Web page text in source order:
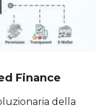
Finance
della